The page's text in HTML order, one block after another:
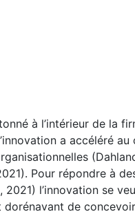
à l’intérieur de la
a accéléré
Pour répondre à
2021) l’innovation se
dorénavant de